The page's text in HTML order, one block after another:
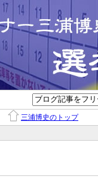
三浦博史のトップ